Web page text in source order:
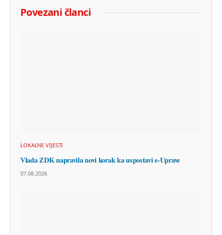
Povezani članci
LOKALNE VIJESTI
Vlada ZDK napravila novi korak ka uspostavi e-Uprave
07.08.2026